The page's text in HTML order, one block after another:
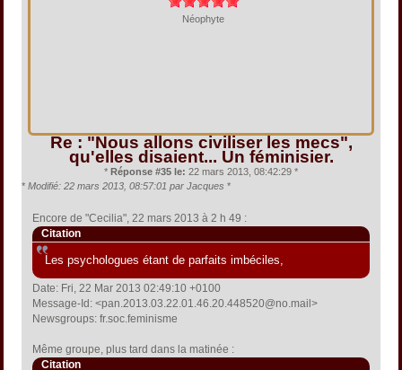
Néophyte
Re : "Nous allons civiliser les mecs",
qu'elles disaient... Un féminisier.
* Réponse #35 le: 22 mars 2013, 08:42:29 *
* Modifié: 22 mars 2013, 08:57:01 par Jacques *
Encore de "Cecilia", 22 mars 2013 à 2 h 49 :
Citation
Les psychologues étant de parfaits imbéciles,
Date: Fri, 22 Mar 2013 02:49:10 +0100
Message-Id: <pan.2013.03.22.01.46.20.448520@no.mail>
Newsgroups: fr.soc.feminisme
Même groupe, plus tard dans la matinée :
Citation